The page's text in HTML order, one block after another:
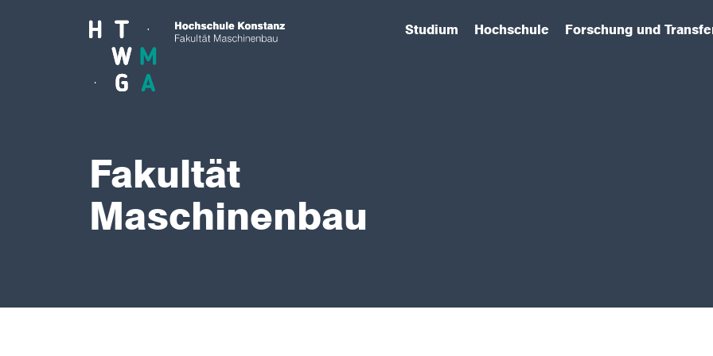
Studium
(has submenu)Hochschule
(has submenu)Forschung und
(has submenu)
Fakultät
Maschinenbau